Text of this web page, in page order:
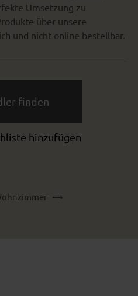
Umsetzung zu
über unsere
und nicht online bestellbar.
finden
hinzufügen